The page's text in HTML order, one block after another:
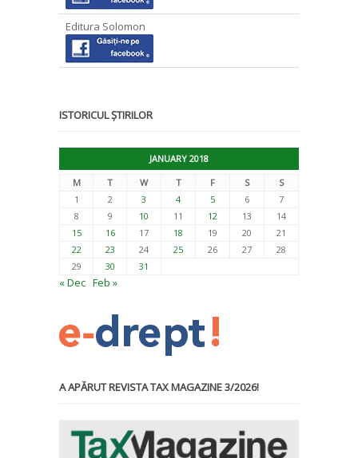
Editura Solomon
ISTORICUL ȘTIRILOR
JANUARY 2018
M
T W T F S
S
1
2 3 4 5 6
7
8
9 10 11 12 13
14
15
16 17 18 19 20
21
22
23 24 25 26 27
28
29
30 31
« Dec Feb »
A APĂRUT REVISTA TAX MAGAZINE 3/2026!